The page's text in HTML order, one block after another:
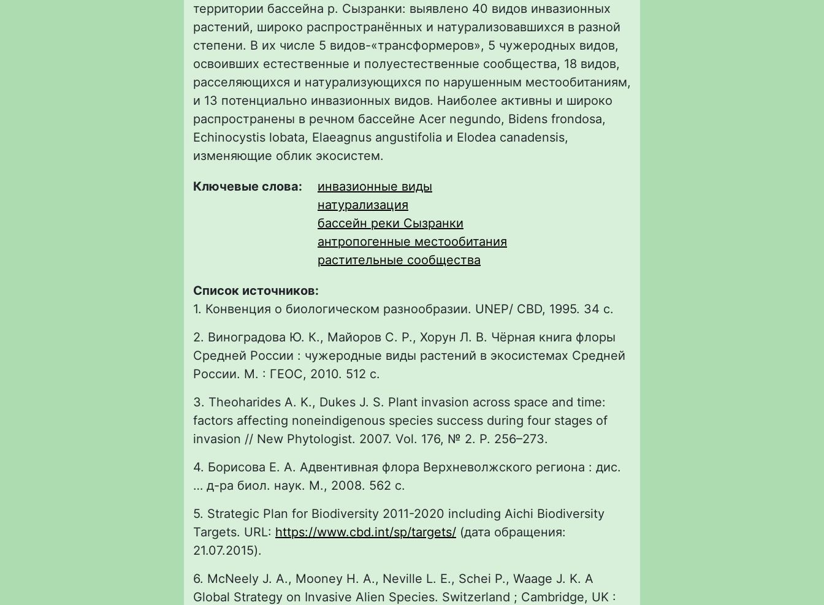
территории бассейна р. Сызранки: выявлено 40 видов инвазионных
растений, широко распространённых и натурализовавшихся в разной
степени. В их числе 5 видов-«трансформеров», 5 чужеродных видов,
освоивших естественные и полуестественные сообщества, 18 видов,
расселяющихся и натурализующихся по нарушенным местообитаниям,
и 13 потенциально инвазионных видов. Наиболее активны и широко
распространены в речном бассейне Acer negundo, Bidens frondosa,
Echinocystis lobata, Elaeagnus angustifolia и Elodea canadensis,
изменяющие облик экосистем.
Ключевые слова:
инвазионные виды
натурализация
бассейн реки Сызранки
антропогенные местообитания
растительные сообщества
Список источников:
1. Конвенция о биологическом разнообразии. UNEP/ CBD, 1995. 34 с.
2. Виноградова Ю. К., Майоров С. Р., Хорун Л. В. Чёрная книга флоры
Средней России : чужеродные виды растений в экосистемах Средней
России. М. : ГЕОС, 2010. 512 с.
3. Theoharides A. K., Dukes J. S. Plant invasion across space and time:
factors affecting noneindigenous species success during four stages of
invasion // New Phytologist. 2007. Vol. 176, № 2. P. 256–273.
4. Борисова Е. А. Адвентивная флора Верхневолжского региона : дис.
… д-ра биол. наук. М., 2008. 562 с.
5. Strategic Plan for Biodiversity 2011-2020 including Aichi Biodiversity
Targets. URL: https://www.cbd.int/sp/targets/ (дата обращения:
21.07.2015).
6. McNeely J. A., Mooney H. A., Neville L. E., Schei P., Waage J. K. A
Global Strategy on Invasive Alien Species. Switzerland ; Cambridge, UK :